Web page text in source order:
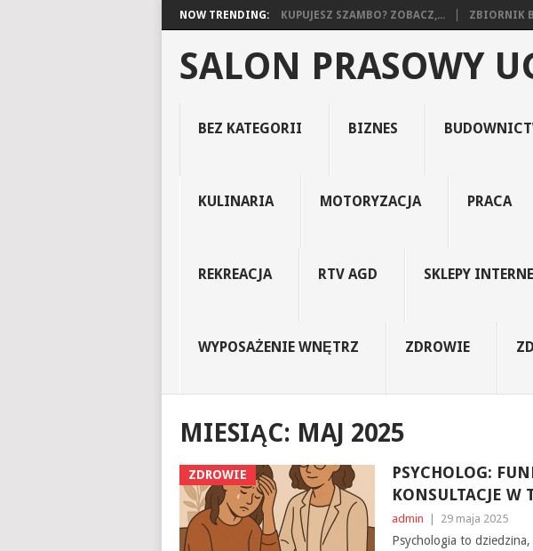
NOW TRENDING: KUPUJESZ SZAMBO? ZOBACZ,... ZBIORNIK
SALON PRASOWY
BEZ KATEGORII BIZNES
KULINARIA MOTORYZACJA PRACA
REKREACJA RTV AGD SKLEPY
WYPOSAŻENIE WNĘTRZ ZDROWIE
MIESIĄC: MAJ 2025
ZDROWIE
PSYCHOLOG:
KONSULTACJE W
admin 29 maja 2025
Psychologia to